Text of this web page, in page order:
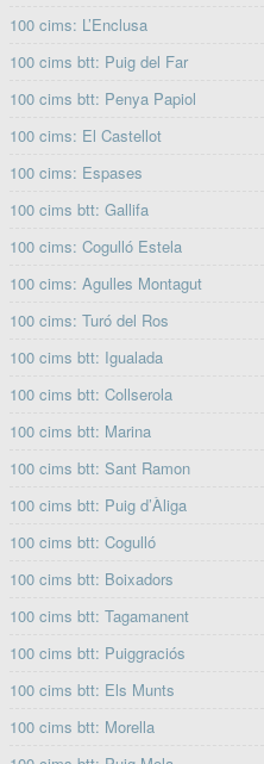
100 cims: L’Enclusa
100 cims btt: Puig del Far
100 cims btt: Penya Papiol
100 cims: El Castellot
100 cims: Espases
100 cims btt: Gallifa
100 cims: Cogulló Estela
100 cims: Agulles Montagut
100 cims: Turó del Ros
100 cims btt: Igualada
100 cims btt: Collserola
100 cims btt: Marina
100 cims btt: Sant Ramon
100 cims btt: Puig d’Àliga
100 cims btt: Cogulló
100 cims btt: Boixadors
100 cims btt: Tagamanent
100 cims btt: Puiggraciós
100 cims btt: Els Munts
100 cims btt: Morella